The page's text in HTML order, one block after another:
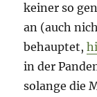
keiner so
an (auch
behauptet,
in der
solange die